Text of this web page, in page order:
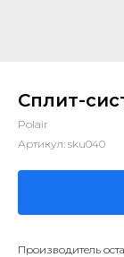
Сплит-
Polair
Артикул: sku040
Производитель